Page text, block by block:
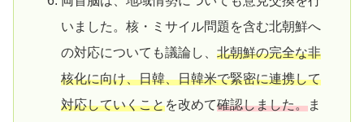
いました。核・ミサイル問題を含む北朝鮮へ
の対応についても議論し、 北朝鮮の完全な非
核化に向け、日韓、日韓米で緊密に連携して
対応していくことを改めて確認しました。ま